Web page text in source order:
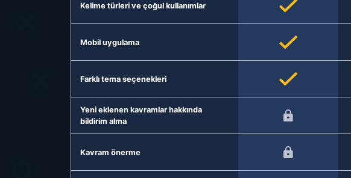
Kelime türleri ve çoğul kullanımlar
Mobil uygulama
Farklı tema seçenekleri
Yeni eklenen kavramlar hakkında
bildirim alma
Kavram önerme